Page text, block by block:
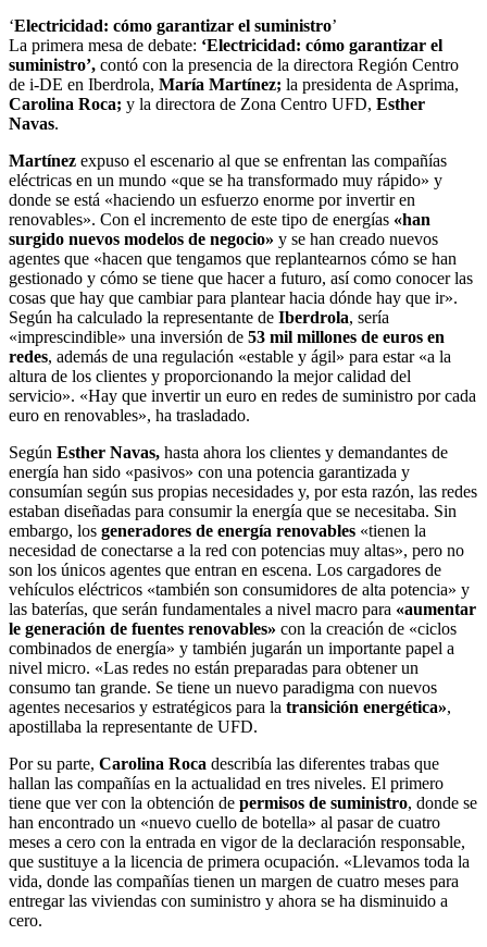
‘Electricidad: cómo garantizar el suministro’
La primera mesa de debate: ‘Electricidad: cómo garantizar el
suministro’, contó con la presencia de la directora Región Centro
de i-DE en Iberdrola, María Martínez; la presidenta de Asprima,
Carolina Roca; y la directora de Zona Centro UFD, Esther
Navas.
Martínez expuso el escenario al que se enfrentan las compañías
eléctricas en un mundo «que se ha transformado muy rápido» y
donde se está «haciendo un esfuerzo enorme por invertir en
renovables». Con el incremento de este tipo de energías «han
surgido nuevos modelos de negocio» y se han creado nuevos
agentes que «hacen que tengamos que replantearnos cómo se han
gestionado y cómo se tiene que hacer a futuro, así como conocer las
cosas que hay que cambiar para plantear hacia dónde hay que ir».
Según ha calculado la representante de Iberdrola, sería
«imprescindible» una inversión de 53 mil millones de euros en
redes, además de una regulación «estable y ágil» para estar «a la
altura de los clientes y proporcionando la mejor calidad del
servicio». «Hay que invertir un euro en redes de suministro por cada
euro en renovables», ha trasladado.
Según Esther Navas, hasta ahora los clientes y demandantes de
energía han sido «pasivos» con una potencia garantizada y
consumían según sus propias necesidades y, por esta razón, las redes
estaban diseñadas para consumir la energía que se necesitaba. Sin
embargo, los generadores de energía renovables «tienen la
necesidad de conectarse a la red con potencias muy altas», pero no
son los únicos agentes que entran en escena. Los cargadores de
vehículos eléctricos «también son consumidores de alta potencia» y
las baterías, que serán fundamentales a nivel macro para «aumentar
le generación de fuentes renovables» con la creación de «ciclos
combinados de energía» y también jugarán un importante papel a
nivel micro. «Las redes no están preparadas para obtener un
consumo tan grande. Se tiene un nuevo paradigma con nuevos
agentes necesarios y estratégicos para la transición energética»,
apostillaba la representante de UFD.
Por su parte, Carolina Roca describía las diferentes trabas que
hallan las compañías en la actualidad en tres niveles. El primero
tiene que ver con la obtención de permisos de suministro, donde se
han encontrado un «nuevo cuello de botella» al pasar de cuatro
meses a cero con la entrada en vigor de la declaración responsable,
que sustituye a la licencia de primera ocupación. «Llevamos toda la
vida, donde las compañías tienen un margen de cuatro meses para
entregar las viviendas con suministro y ahora se ha disminuido a
cero.